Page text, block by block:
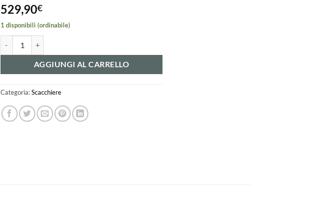
529,90€
1 disponibili (ordinabile)
AGGIUNGI AL CARRELLO
Categoria:Scacchiere